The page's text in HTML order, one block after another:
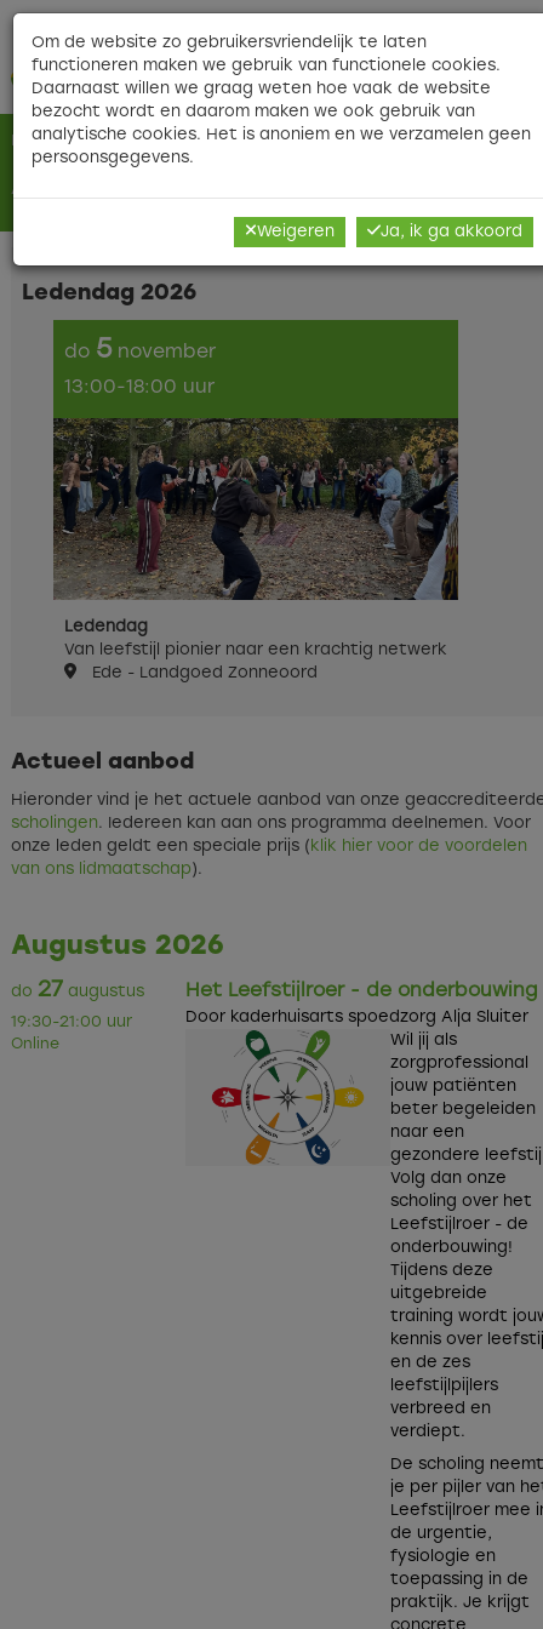
Home>Academy> Agenda
Agenda
Ledendag 2026
do 5november
13:00-18:00 uur
Ledendag
Van leefstijl pionier naar een krachtig netwerk
Ede - Landgoed Zonneoord
Actueel aanbod
Hieronder vind je het actuele aanbod van onze
scholingen. Iedereen kan aan ons programma deelnemen. Voor
onze leden geldt een speciale prijs ( klik hier voor de voordelen
van ons lidmaatschap).
Augustus 2026
do 27 augustus
19:30-21:00 uur
Online
Het Leefstijlroer - de onderbouwing
Door kaderhuisarts spoedzorg Alja Sluiter
Wil jij als
zorgprofessional
jouw patiënten
beter begeleiden
naar een
gezondere
Volg dan onze
scholing over het
Leefstijlroer - de
onderbouwing!
Tijdens deze
uitgebreide
training wordt
kennis over
en de zes
leefstijlpijlers
verbreed en
verdiept.
De scholing neemt
je per pijler van
Leefstijlroer mee
de urgentie,
fysiologie en
toepassing in de
praktijk. Je krijgt
Om de website zo gebruikersvriendelijk te laten
functioneren maken we gebruik van functionele cookies.
Daarnaast willen we graag weten hoe vaak de website
bezocht wordt en daarom maken we ook gebruik van
analytische cookies. Het is anoniem en we verzamelen geen
persoonsgegevens.
Weigeren Ja, ik ga akkoord